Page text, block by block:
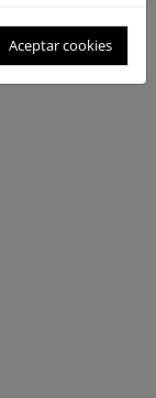
Aceptar cookies